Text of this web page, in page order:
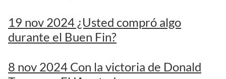
19 nov 2024 ¿Usted compró algo
durante el Buen Fin?
8 nov 2024 Con la victoria de Donald